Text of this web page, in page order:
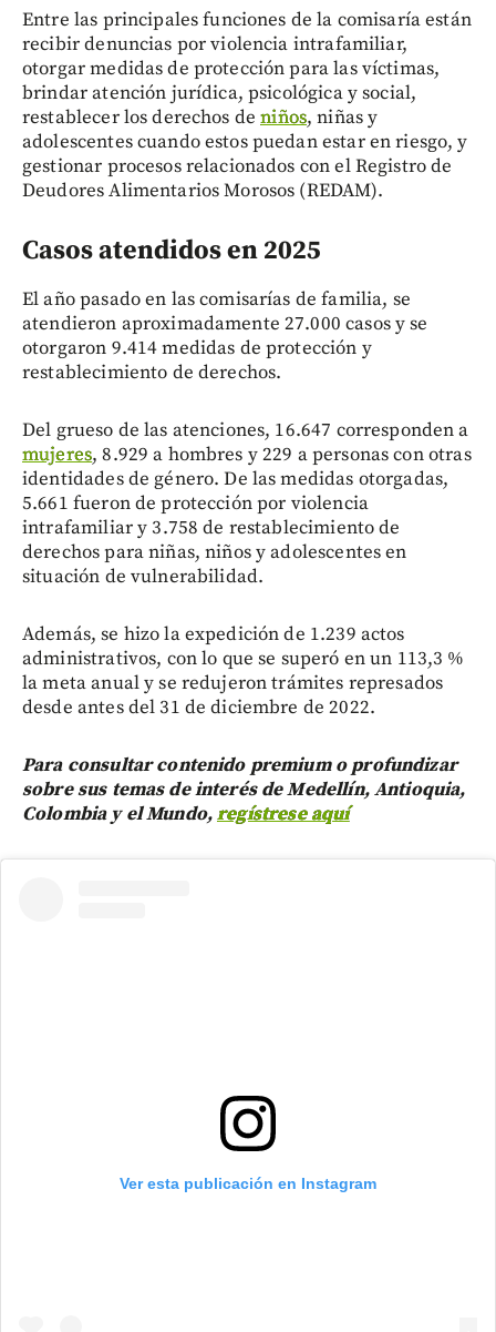
Entre las principales funciones de la comisaría están
recibir denuncias por violencia intrafamiliar,
otorgar medidas de protección para las víctimas,
brindar atención jurídica, psicológica y social,
restablecer los derechos deniños, niñas y
adolescentes cuando estos puedan estar en riesgo, y
gestionar procesos relacionados con el Registro de
Deudores Alimentarios Morosos (REDAM).
Casos atendidos en 2025
El año pasado en las comisarías de familia, se
atendieron aproximadamente 27.000 casos y se
otorgaron 9.414 medidas de protección y
restablecimiento de derechos.
Del grueso de las atenciones, 16.647 corresponden a
mujeres, 8.929 a hombres y 229 a personas con otras
identidades de género. De las medidas otorgadas,
5.661 fueron de protección por violencia
intrafamiliar y 3.758 de restablecimiento de
derechos para niñas, niños y adolescentes en
situación de vulnerabilidad.
Además, se hizo la expedición de 1.239 actos
administrativos, con lo que se superó en un 113,3 %
la meta anual y se redujeron trámites represados
desde antes del 31 de diciembre de 2022.
Para consultar contenido premium o profundizar
sobre sus temas de interés de Medellín, Antioquia,
Colombia y el Mundo,regístrese aquí
Ver esta publicación en Instagram